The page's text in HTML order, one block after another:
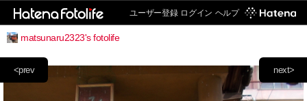
ユーザー登録 ログイン ヘルプ
matsunaru2323's fotolife
next>
<prev